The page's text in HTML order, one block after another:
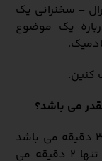
– سخنرانی یک
یک موضوع
کنین.
می باشد؟
در این نوع از آزمون کل بازه زمانی شما 30 دقیقه می باشد
که زمان اضافی شما برای انتقال پاسخ ها تنها 2 دقیقه می